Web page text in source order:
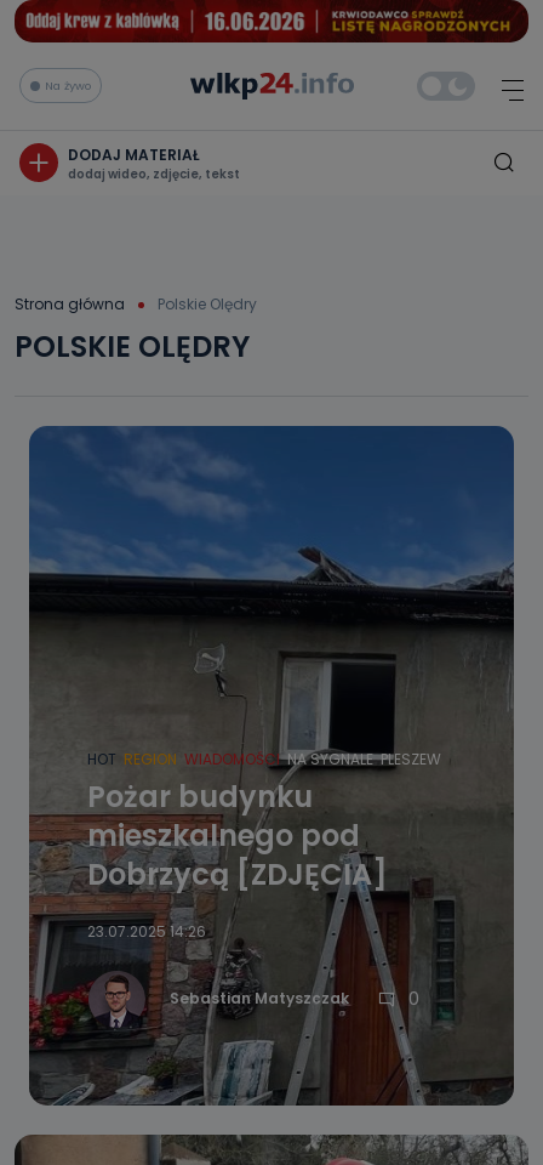
Na żywo
DODAJ MATERIAŁ
dodaj wideo, zdjęcie, tekst
Strona główna Polskie Olędry
POLSKIE OLĘDRY
HOT REGION WIADOMOŚCI NA SYGNALE PLESZEW
Pożar budynku
mieszkalnego pod
Dobrzycą [ZDJĘCIA]
23.07.2025 14:26
Sebastian Matyszczak 0